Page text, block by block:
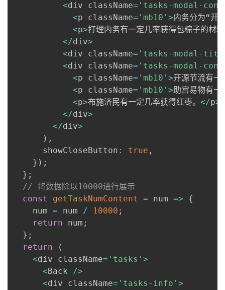
<div className= 'tasks-modal-
<p className= 'mb10' >内务分为“开
<p>打理内务有一定几率获得包粽子的材
</div>
<div className= 'tasks-modal-
<div className= 'tasks-modal-
<p className= 'mb10' >开源节流有一
<p className= 'mb10' >助宫易物有一
<p>布施济民有一定几率获得红枣。 </p>
</div>
</div>
) ,
      showCloseButton
: true ,
} ) ;
} ;
// 将数据除以10000进行展示
const
getTaskNumContent = num =>
{
    num
= num / 10000 ;
return num ;
} ;
return
(
<div className= 'tasks' >
< Back />
<div className= 'tasks-info' >